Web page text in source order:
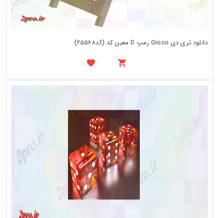
دانلود تری دی Gioco رمپ D معین کد (کد25568)